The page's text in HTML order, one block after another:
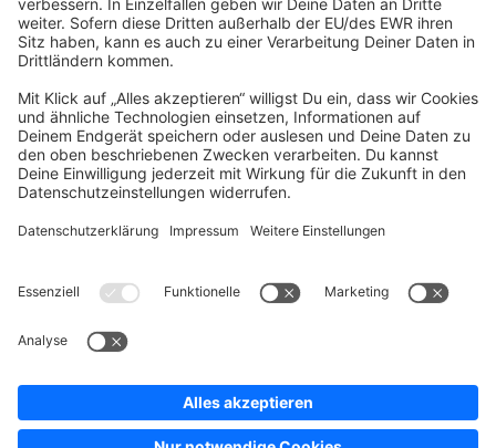
Company
Press
Jobs
Newsletter
Store
Shopware 6 Handbook by
Splendid (German)
Shopware 6 - Product Feedback &
Terms & Conditions Privacy Legal notice Sitemap Cookie settings